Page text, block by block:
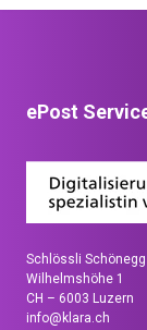
ePost
Schlössli Schönegg
Wilhelmshöhe 1
CH – 6003 Luzern
info@klara.ch